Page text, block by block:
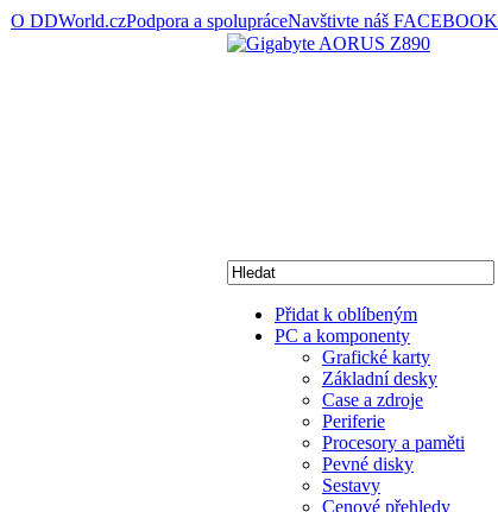
O DDWorld.czPodpora a spolupráceNavštivte náš FACEBOOK
Přidat k oblíbeným
PC a komponenty
Grafické karty
Základní desky
Case a zdroje
Periferie
Procesory a paměti
Pevné disky
Sestavy
Cenové přehledy